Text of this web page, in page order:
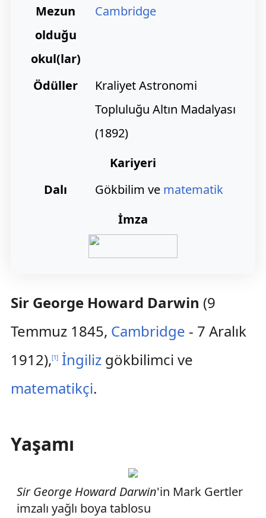
Mezun
olduğu
okul(lar)
Cambridge
Ödüller
Kraliyet Astronomi
Topluluğu Altın Madalyası
(1892)
Kariyeri
Dalı
Gökbilim ve matematik
İmza
Sir George Howard Darwin (9
Temmuz 1845, Cambridge - 7 Aralık
1912),[1] İngilizgökbilimci ve
matematikçi.
Yaşamı
Sir George Howard Darwin'in Mark Gertler
imzalı yağlı boya tablosu